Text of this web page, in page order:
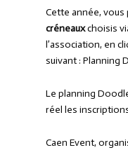
Cette année, vous
créneauxchoisis
l’association, en
suivant : Planning
Le planning
réel les
Caen Event,